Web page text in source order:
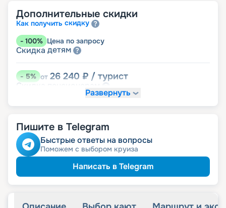
Дополнительные скидки
Как получить скидку
- 100% Цена по запросу
Скидка детям
-5% от 26 240 ₽ / турист
Скидка
Развернуть
Пишите в Telegram
Быстрые ответы на вопросы
Поможем с выбором круиза
Написать в Telegram